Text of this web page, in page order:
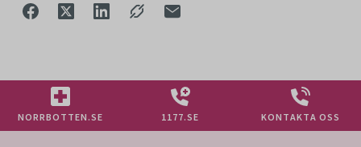
NORRBOTTEN.SE 1177.SE KONTAKTA OSS